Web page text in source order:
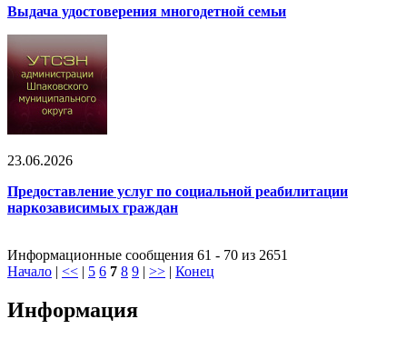
Выдача удостоверения многодетной семьи
23.06.2026
Предоставление услуг по социальной реабилитации
наркозависимых граждан
Информационные сообщения 61 - 70 из 2651
Начало | << | 5 6 7 8 9 | >> | Конец
Информация